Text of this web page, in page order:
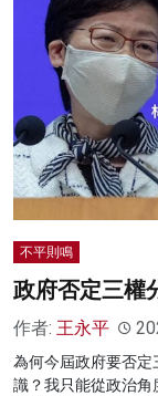
不平則鳴
政府否定三權
作者: 王永平
為何今屆政府要否
識？我只能從政治